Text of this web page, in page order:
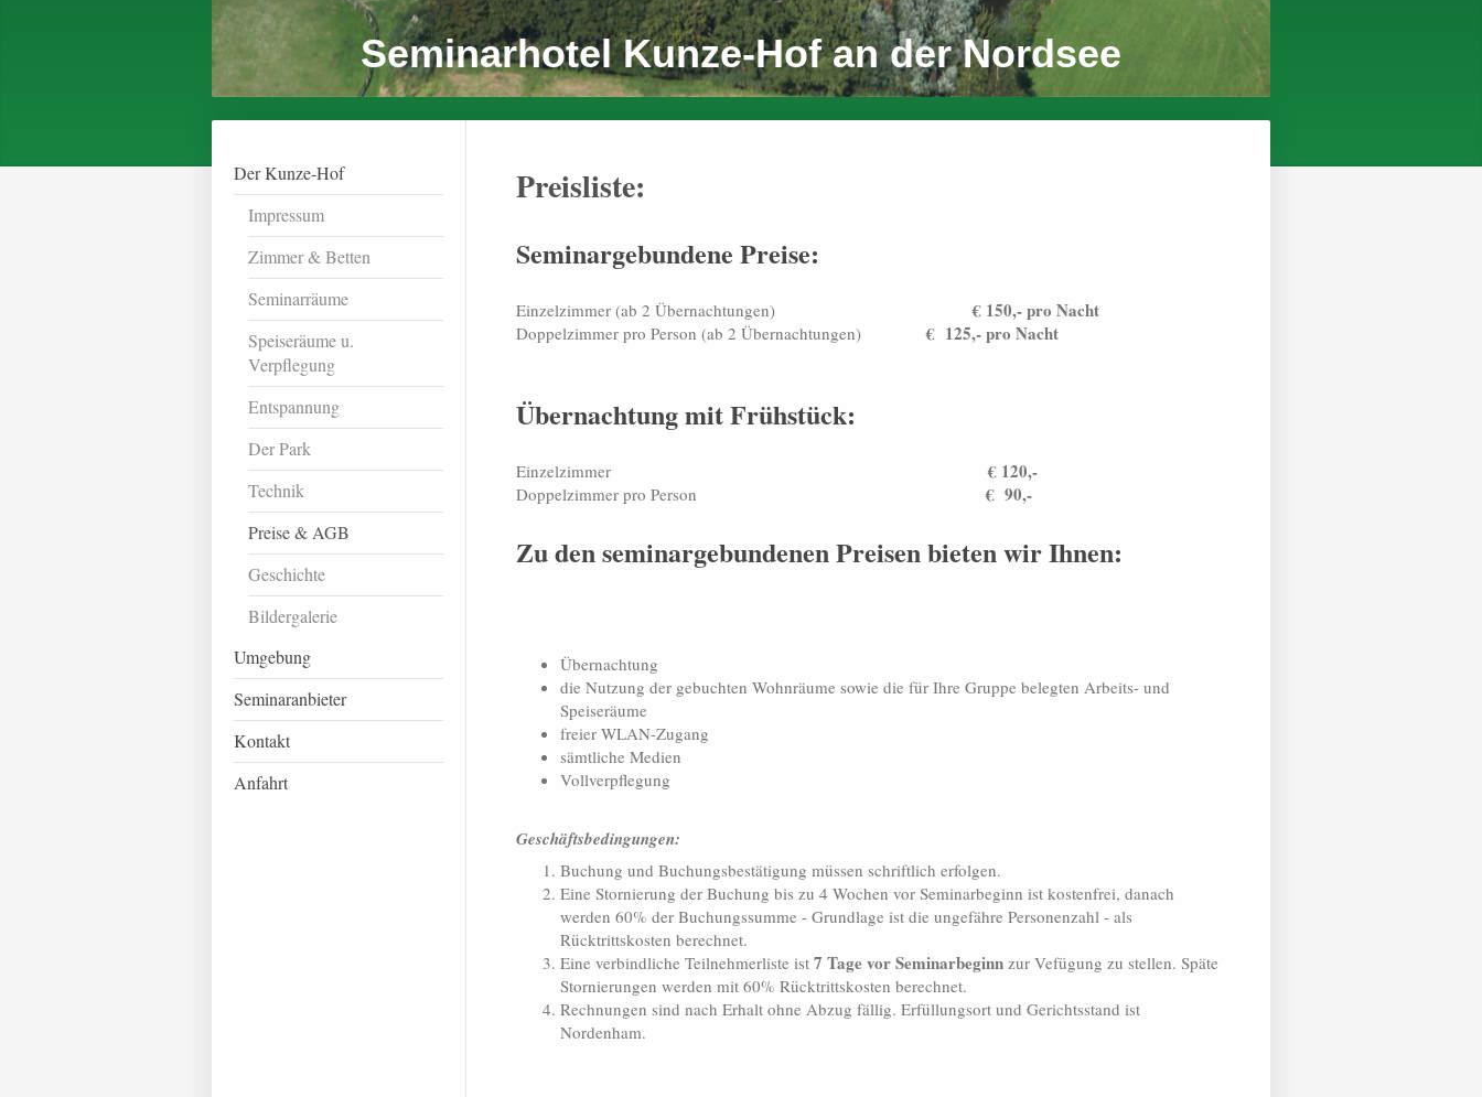
Seminarhotel Kunze-Hof an der Nordsee
Der Kunze-Hof
Impressum
Zimmer & Betten
Seminarräume
Speiseräume u.
Verpflegung
Entspannung
Der Park
Technik
Preise & AGB
Geschichte
Bildergalerie
Umgebung
Seminaranbieter
Kontakt
Anfahrt
Preisliste:
Seminargebundene Preise:
Einzelzimmer (ab 2 Übernachtungen)€ 150,- pro Nacht
Doppelzimmer pro Person (ab 2 Übernachtungen)€ 125,- pro Nacht
Übernachtung mit Frühstück:
Einzelzimmer€ 120,-
Doppelzimmer pro Person€ 90,-
Zu den seminargebundenen Preisen bieten wir Ihnen:
Übernachtung
die Nutzung der gebuchten Wohnräume sowie die für Ihre Gruppe belegten Arbeits- und
Speiseräume
freier WLAN-Zugang
sämtliche Medien
Vollverpflegung
Geschäftsbedingungen:
Buchung und Buchungsbestätigung müssen schriftlich erfolgen.
Eine Stornierung der Buchung bis zu 4 Wochen vor Seminarbeginn ist kostenfrei, danach
werden 60% der Buchungssumme - Grundlage ist die ungefähre Personenzahl - als
Rücktrittskosten berechnet.
Eine verbindliche Teilnehmerliste ist7 Tage vor Seminarbeginn zur Vefügung zu stellen. Späte
Stornierungen werden mit 60% Rücktrittskosten berechnet.
Rechnungen sind nach Erhalt ohne Abzug fällig. Erfüllungsort und Gerichtsstand ist
Nordenham.